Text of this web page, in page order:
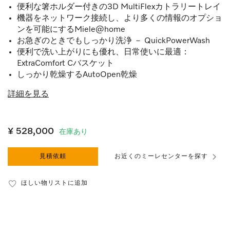
便利な箸ホルダー付きの3D MultiFlexカトラリートレイ
機器をネットワーク接続し、より多くの情報のオプショ
ンを可能にするMiele@home
お急ぎのときでもしっかり洗浄 － QuickPowerWash
便利で洗い上がりにも優れ、日常使いに最適：
ExtraComfort Cバスケット
しっかり乾燥するAutoOpen乾燥
詳細を見る
¥ 528,000 在庫あり
見積依頼 お近くのミーレセンターを探す
ほしい物リストに追加